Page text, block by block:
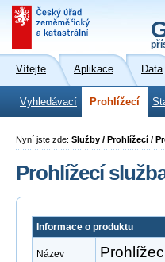
Vítejte Aplikace Data
Vyhledávací Prohlížecí
Nyní jste zde: Služby / Prohlížecí /
Prohlížecí
Informace o produktu
Název